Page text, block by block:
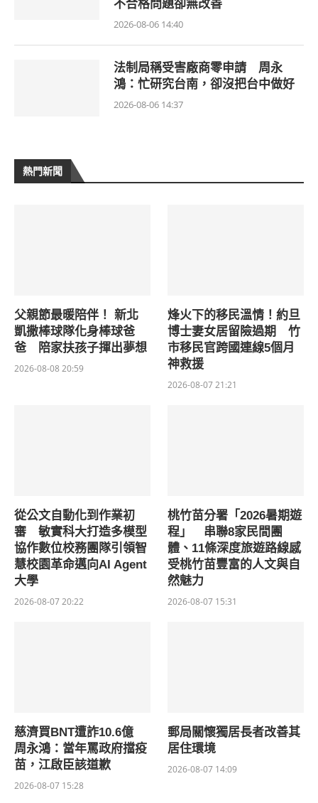
不合格問題卻無改善
2026-08-06 14:40
法制局稱受害廠商零申請 周永
鴻：忙研究台南，卻沒把台中做好
2026-08-06 14:37
熱門新聞
父親節最暖陪伴！ 新北
凱撒棒球隊化身棒球爸
爸 陪家扶孩子揮出夢想
2026-08-08 20:59
烽火下的移民溫情！約旦
博士妻女居留險過期 竹
市移民官跨國連線5個月
神救援
2026-08-07 21:21
從公文自動化到作業初
審 敏實科大打造多模型
協作數位校務團隊引領智
慧校園革命邁向AI Agent
大學
2026-08-07 20:22
桃竹苗分署「2026暑期遊
程」 串聯8家民間團
體、11條深度旅遊路線感
受桃竹苗豐富的人文與自
然魅力
2026-08-07 15:31
慈濟買BNT遭詐10.6億
周永鴻：當年罵政府擋疫
苗，江啟臣該道歉
2026-08-07 15:28
郵局關懷獨居長者改善其
居住環境
2026-08-07 14:09